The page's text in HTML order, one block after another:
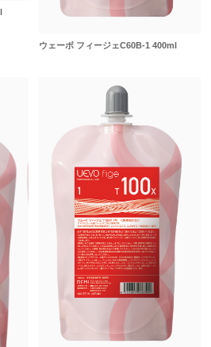
ウェーボ フィージェC60B-1 400ml